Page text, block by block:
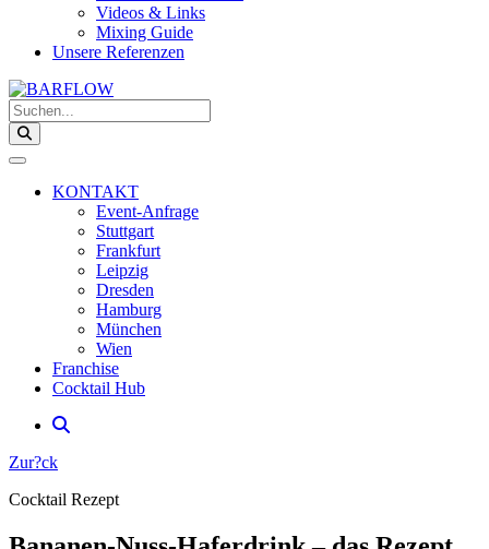
Videos & Links
Mixing Guide
Unsere Referenzen
Suchen...
KONTAKT
Event-Anfrage
Stuttgart
Frankfurt
Leipzig
Dresden
Hamburg
München
Wien
Franchise
Cocktail Hub
Zur?ck
Cocktail Rezept